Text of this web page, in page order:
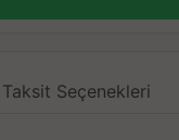
Taksit Seçenekleri